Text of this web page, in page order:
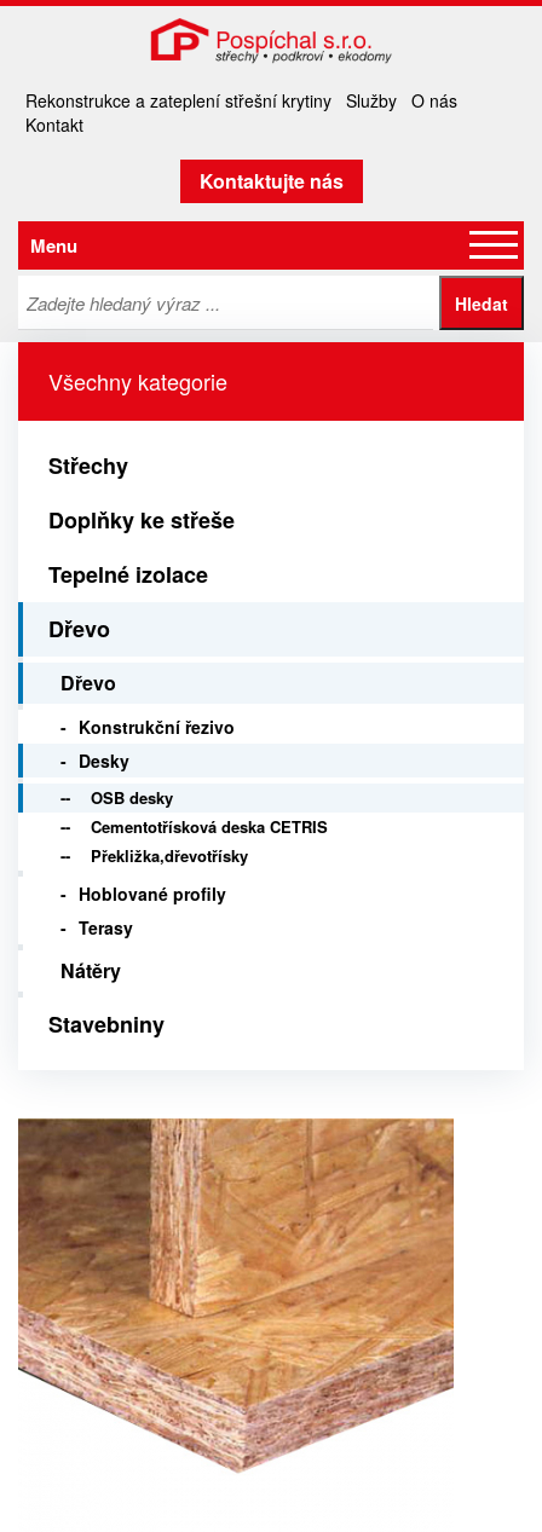
Rekonstrukce a zateplení střešní krytiny Služby O nás
Kontakt
Kontaktujte nás
Menu
Všechny kategorie
Střechy
Doplňky ke střeše
Tepelné izolace
Dřevo
Dřevo
Konstrukční řezivo
Desky
OSB desky
Cementotřísková deska CETRIS
Překližka,dřevotřísky
Hoblované profily
Terasy
Nátěry
Stavebniny